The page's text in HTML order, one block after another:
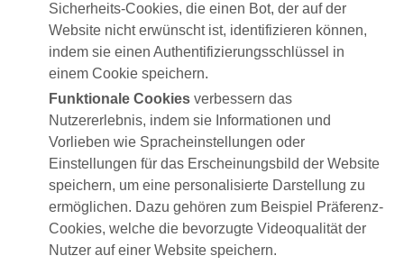
Sicherheits-Cookies, die einen Bot, der auf der
Website nicht erwünscht ist, identifizieren können,
indem sie einen Authentifizierungsschlüssel in
einem Cookie speichern.
Funktionale Cookies verbessern das
Nutzererlebnis, indem sie Informationen und
Vorlieben wie Spracheinstellungen oder
Einstellungen für das Erscheinungsbild der Website
speichern, um eine personalisierte Darstellung zu
ermöglichen. Dazu gehören zum Beispiel Präferenz-
Cookies, welche die bevorzugte Videoqualität der
Nutzer auf einer Website speichern.